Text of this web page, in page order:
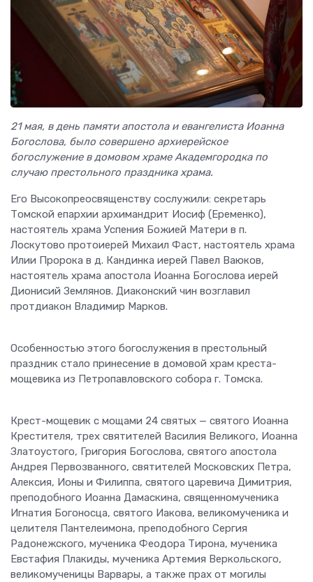
21 мая, в день памяти апостола и евангелиста Иоанна
Богослова, было совершено архиерейское
богослужение в домовом храме Академгородка по
случаю престольного праздника храма.
Его Высокопреосвященству сослужили: секретарь
Томской епархии архимандрит Иосиф (Еременко),
настоятель храма Успения Божией Матери в п.
Лоскутово протоиерей Михаил Фаст, настоятель храма
Илии Пророка в д. Кандинка иерей Павел Ваюков,
настоятель храма апостола Иоанна Богослова иерей
Дионисий Землянов. Диаконский чин возглавил
протдиакон Владимир Марков.
Особенностью этого богослужения в престольный
праздник стало принесение в домовой храм креста-
мощевика из Петропавловского собора г. Томска.
Крест-мощевик с мощами 24 святых — святого Иоанна
Крестителя, трех святителей Василия Великого, Иоанна
Златоустого, Григория Богослова, святого апостола
Андрея Первозванного, святителей Московских Петра,
Алексия, Ионы и Филиппа, святого царевича Димитрия,
преподобного Иоанна Дамаскина, священномученика
Игнатия Богоносца, святого Иакова, великомученика и
целителя Пантелеимона, преподобного Сергия
Радонежского, мученика Феодора Тирона, мученика
Евстафия Плакиды, мученика Артемия Веркольского,
великомученицы Варвары, а также прах от могилы